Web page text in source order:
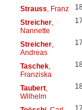
Strauss , Franz
Streicher,
Nannette
Streicher,
Andreas
Taschek,
Franziska
Taubert,
Wilhelm